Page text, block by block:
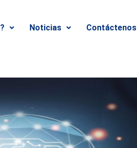
Noticias Contáctenos